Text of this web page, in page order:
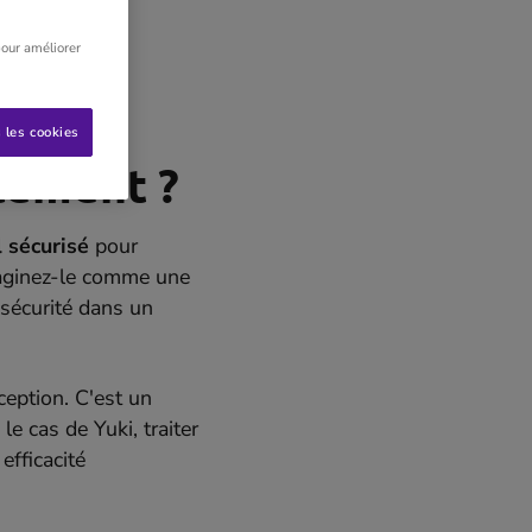
une bonne
?
pour
le comme une
dans un
C'est un
cas de Yuki, traiter
améliorer
cookies